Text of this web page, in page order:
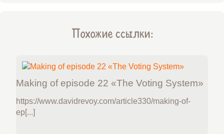
Похожие ссылки:
Making of episode 22 «The Voting System»
https://www.davidrevoy.com/article330/making-of-
ep[...]